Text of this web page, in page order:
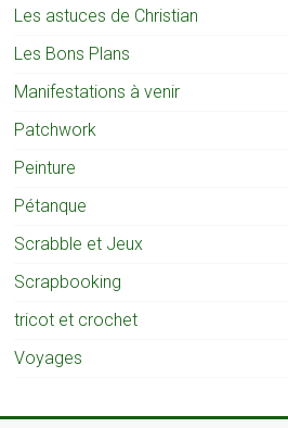
Les astuces de Christian
Les Bons Plans
Manifestations à venir
Patchwork
Peinture
Pétanque
Scrabble et Jeux
Scrapbooking
tricot et crochet
Voyages